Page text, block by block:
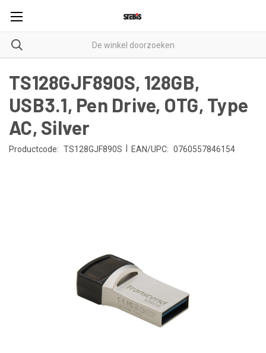
TS128GJF890S, 128GB,
USB3.1, Pen Drive, OTG, Type
AC, Silver
Productcode: TS128GJF890S EAN/UPC: 0760557846154